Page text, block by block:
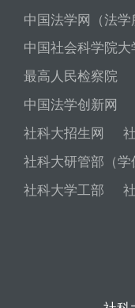
中国法学网（法学
中国社会科学院大
最高人民检察院
中国法学创新网
社科大招生网
社科大研管部（学
社科大学工部